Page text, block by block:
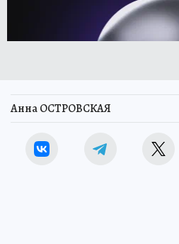
Анна ОСТРОВСКАЯ